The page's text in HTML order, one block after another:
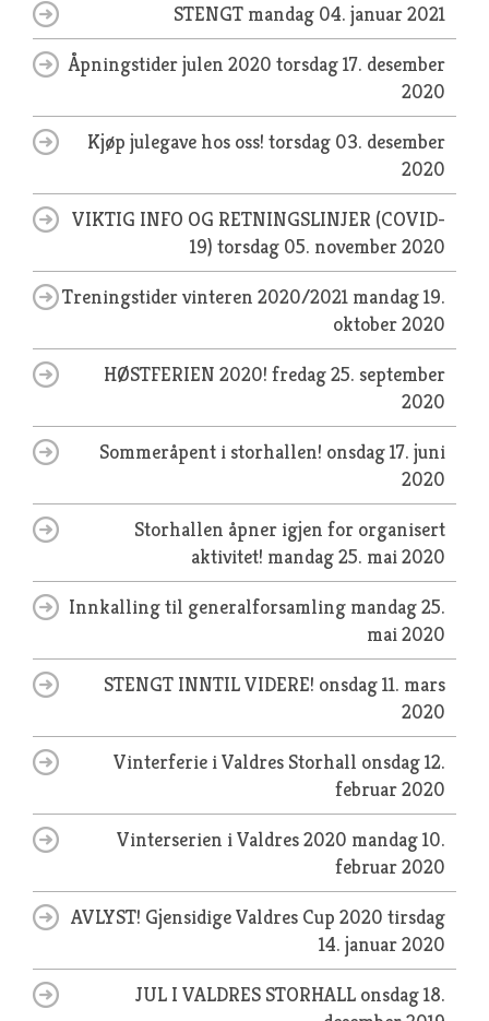
STENGT mandag 04. januar 2021
Åpningstider julen 2020 torsdag 17. desember
2020
Kjøp julegave hos oss! torsdag 03. desember
2020
VIKTIG INFO OG RETNINGSLINJER (COVID-
19) torsdag 05. november 2020
Treningstider vinteren 2020/2021 mandag 19.
oktober 2020
HØSTFERIEN 2020! fredag 25. september
2020
Sommeråpent i storhallen! onsdag 17. juni
2020
Storhallen åpner igjen for organisert
aktivitet! mandag 25. mai 2020
Innkalling til generalforsamling mandag 25.
mai 2020
STENGT INNTIL VIDERE! onsdag 11. mars
2020
Vinterferie i Valdres Storhall onsdag 12.
februar 2020
Vinterserien i Valdres 2020 mandag 10.
februar 2020
AVLYST! Gjensidige Valdres Cup 2020 tirsdag
14. januar 2020
JUL I VALDRES STORHALL onsdag 18.